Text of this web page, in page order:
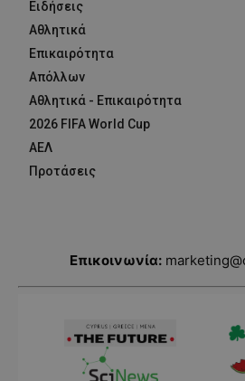
Ειδήσεις
Αθλητικά
Επικαιρότητα
Απόλλων
Αθλητικά - Επικαιρότητα
2026 FIFA World Cup
ΑΕΛ
Προτάσεις
Επικοινωνία: